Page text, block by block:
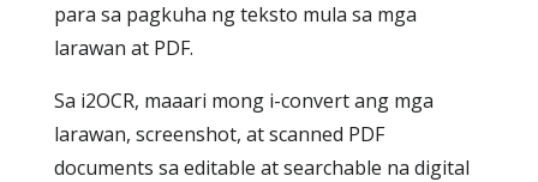
para sa pagkuha ng teksto mula sa mga
larawan at PDF.
Sa i2OCR, maaari mong i-convert ang mga
larawan, screenshot, at scanned PDF
documents sa editable at searchable na digital